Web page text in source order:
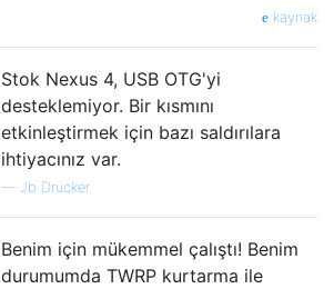
kaynak
Stok Nexus 4, USB OTG'yi
desteklemiyor. Bir kısmını
etkinleştirmek için bazı saldırılara
ihtiyacınız var.
— Jb Drucker
Benim için mükemmel çalıştı! Benim
durumumda TWRP kurtarma ile